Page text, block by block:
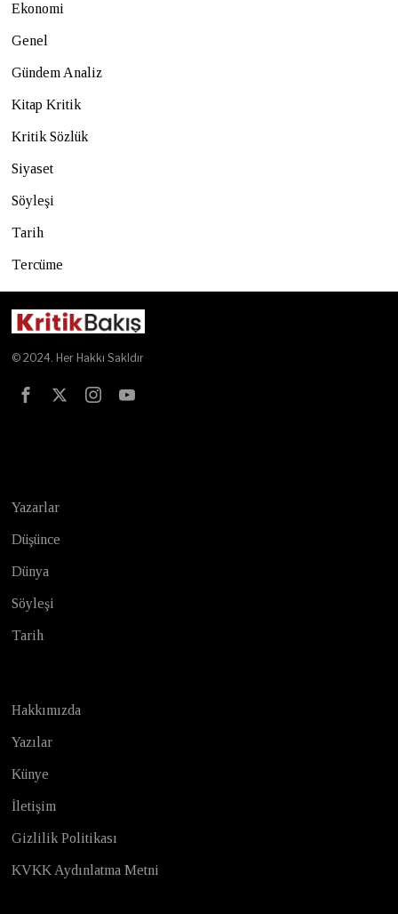
Ekonomi
Genel
Gündem Analiz
Kitap Kritik
Kritik Sözlük
Siyaset
Söyleşi
Tarih
Tercüme
© 2024. Her Hakkı Sakldır
Yazarlar
Düşünce
Dünya
Söyleşi
Tarih
Hakkımızda
Yazılar
Künye
İletişim
Gizlilik Politikası
KVKK Aydınlatma Metni